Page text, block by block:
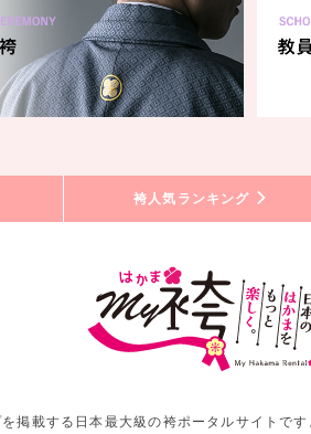
袴人気ランキング
掲載する日本最大級の袴ポータルサイトで